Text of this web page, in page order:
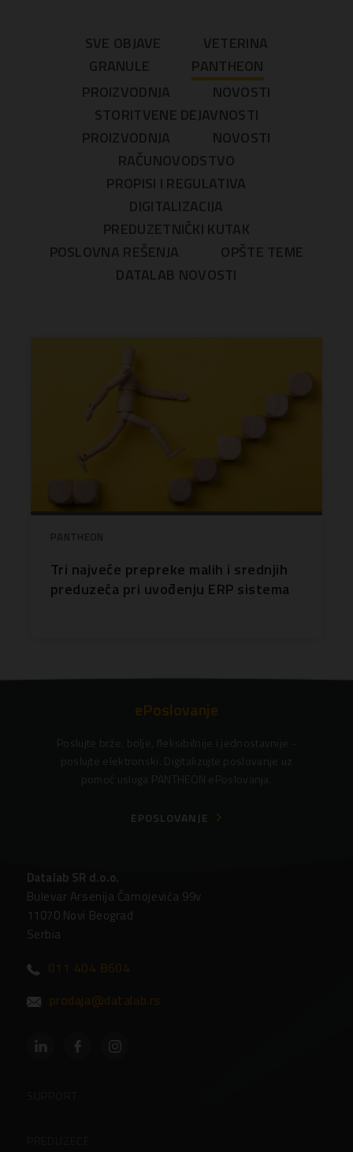
SVE OBJAVE
VETERINA
GRANULE
PANTHEON
PROIZVODNJA
NOVOSTI
STORITVENE DEJAVNOSTI
PROIZVODNJA
NOVOSTI
RAČUNOVODSTVO
PROPISI I REGULATIVA
DIGITALIZACIJA
PREDUZETNIČKI KUTAK
POSLOVNA REŠENJA
OPŠTE TEME
DATALAB NOVOSTI
PANTHEON
Tri najveće prepreke malih i srednjih
preduzeća pri uvođenju ERP sistema
ePoslovanje
Poslujte brže, bolje, fleksibilnije i jednostavnije -
poslujte elektronski. Digitalizujte poslovanje uz
pomoć usluga PANTHEON ePoslovanja.
EPOSLOVANJE
Datalab SR d.o.o.
Bulevar Arsenija Čarnojevića 99v
11070 Novi Beograd
Serbia
011 404 8604
prodaja@datalab.rs